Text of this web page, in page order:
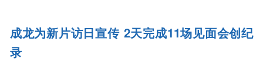
成龙为新片访日宣传 2天完成11场见面会创纪
录